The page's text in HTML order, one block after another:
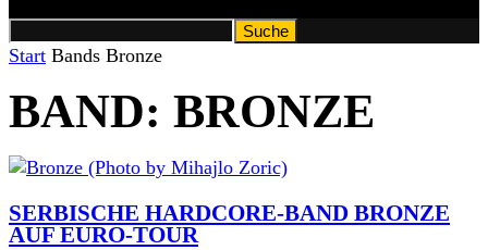
Start Bands Bronze
BAND: BRONZE
SERBISCHE HARDCORE-BAND BRONZE
AUF EURO-TOUR